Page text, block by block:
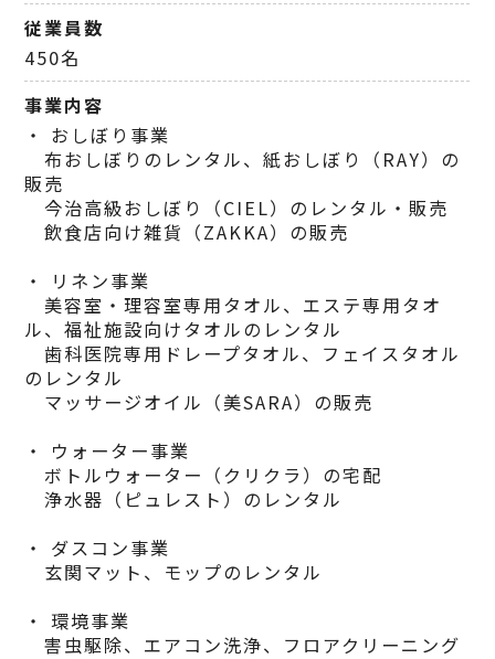
従業員数
450名
事業内容
・ おしぼり事業
布おしぼりのレンタル、紙おしぼり（RAY）の
販売
今治高級おしぼり（CIEL）のレンタル・販売
飲食店向け雑貨（ZAKKA）の販売
・ リネン事業
美容室・理容室専用タオル、エステ専用タオ
ル、福祉施設向けタオルのレンタル
歯科医院専用ドレープタオル、フェイスタオル
のレンタル
マッサージオイル（美SARA）の販売
・ ウォーター事業
ボトルウォーター（クリクラ）の宅配
浄水器（ピュレスト）のレンタル
・ ダスコン事業
玄関マット、モップのレンタル
・ 環境事業
害虫駆除、エアコン洗浄、フロアクリーニング